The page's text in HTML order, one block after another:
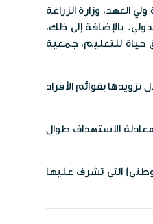
ولي العهد، وزارة الزراعة
بالإضافة إلى ذلك،
حياة للتعليم، جمعية
بقوائم الأفراد
الاستهداف طوال
التي تشرف عليها